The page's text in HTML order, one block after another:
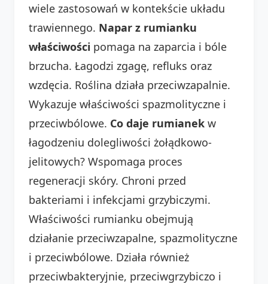
wiele zastosowań w kontekście układu
trawiennego. Napar z rumianku
właściwości pomaga na zaparcia i bóle
brzucha. Łagodzi zgagę, refluks oraz
wzdęcia. Roślina działa przeciwzapalnie.
Wykazuje właściwości spazmolityczne i
przeciwbólowe. Co daje rumianek w
łagodzeniu dolegliwości żołądkowo-
jelitowych? Wspomaga proces
regeneracji skóry. Chroni przed
bakteriami i infekcjami grzybiczymi.
Właściwości rumianku obejmują
działanie przeciwzapalne, spazmolityczne
i przeciwbólowe. Działa również
przeciwbakteryjnie, przeciwgrzybiczo i